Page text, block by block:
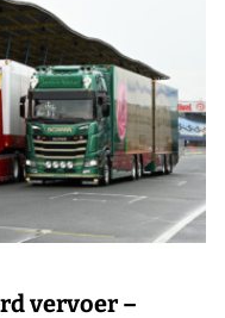
vervoer –